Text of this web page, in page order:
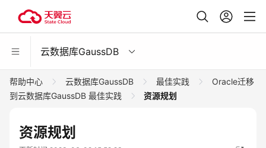
云数据库GaussDB
帮助中心 云数据库GaussDB 最佳实践
Oracle迁移
到云数据库GaussDB 最佳实践
资源规划
资源规划